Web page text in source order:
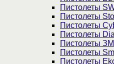
Пистолеты
Пистолеты
Пистолеты
Пистолеты
Пистолеты
Пистолеты
Пистолеты